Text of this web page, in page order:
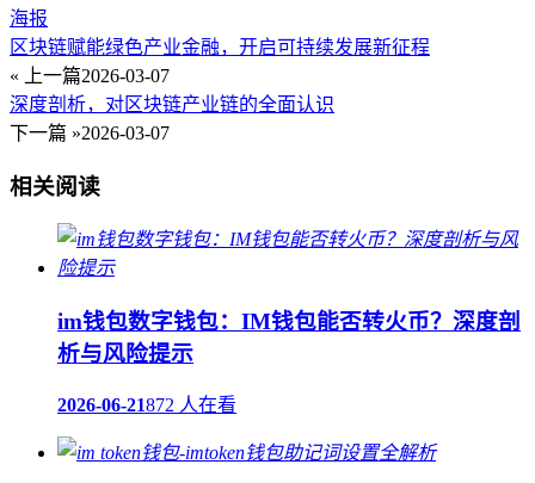
海报
区块链赋能绿色产业金融，开启可持续发展新征程
« 上一篇2026-03-07
深度剖析，对区块链产业链的全面认识
下一篇 »2026-03-07
相关阅读
im钱包数字钱包：IM钱包能否转火币？深度剖
析与风险提示
2026-06-21872 人在看